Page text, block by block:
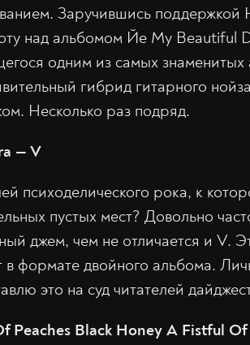
Заручившись поддержкой
над альбомом Йе My Beautiful
одним из самых знаменитых
гибрид гитарного
Несколько раз подряд.
— V
психоделического рока, к
пустых мест? Довольно
джем, чем не отличается и V.
формате двойного альбома.
это на суд читателей
Peaches Black Honey A Fistful Of